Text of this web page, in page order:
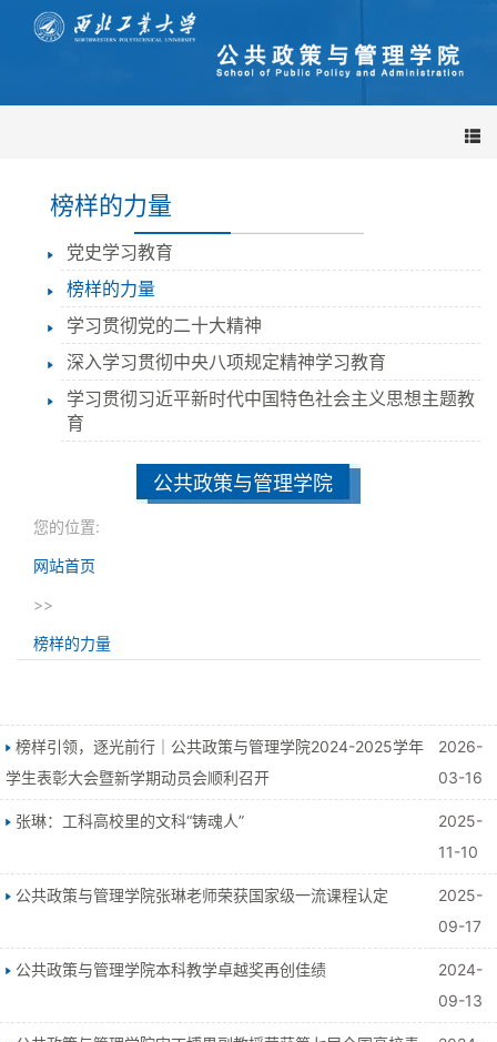
导
航
榜样的力量
党史学习教育
榜样的力量
学习贯彻党的二十大精神
深入学习贯彻中央八项规定精神学习教育
学习贯彻习近平新时代中国特色社会主义思想主题教
育
公共政策与管理学院
您的位置:
网站首页
>>
榜样的力量
榜样引领，逐光前行｜公共政策与管理学院2024-2025学年
学生表彰大会暨新学期动员会顺利召开
2026-
03-16
张琳：工科高校里的文科“铸魂人”
2025-
11-10
公共政策与管理学院张琳老师荣获国家级一流课程认定
2025-
09-17
公共政策与管理学院本科教学卓越奖再创佳绩
2024-
09-13